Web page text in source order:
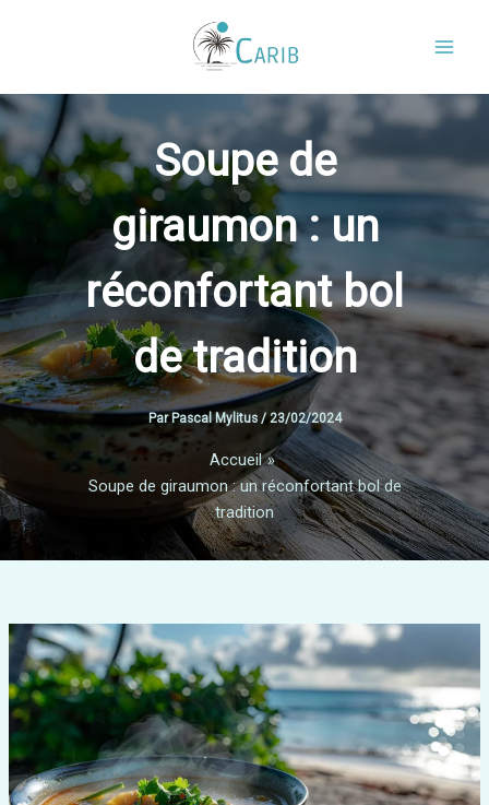
Soupe de
giraumon : un
réconfortant bol
de tradition
Par Pascal Mylitus /23/02/2024
Accueil
Soupe de giraumon : un réconfortant bol de
tradition